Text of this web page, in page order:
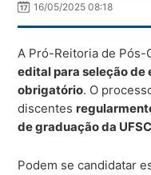
16/05/2025 08:18
A Pró-Reitoria de Pós-
edital para seleção de
obrigatório. O
discentes
de graduação da
Podem se candidatar